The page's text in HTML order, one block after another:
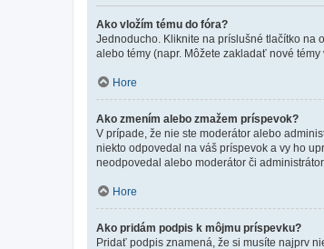
Ako vložím tému do fóra?
Jednoducho. Kliknite na príslušné tlačítko na
alebo témy (napr. Môžete zakladať nové
Hore
Ako zmením alebo zmažem príspevok?
V prípade, že nie ste moderátor alebo
niekto odpovedal na váš príspevok a vy ho
neodpovedal alebo moderátor či
Hore
Ako pridám podpis k môjmu príspevku?
Pridať podpis znamená, že si musíte najprv